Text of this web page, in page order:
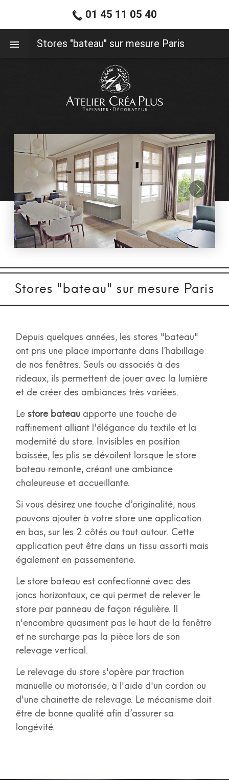
Stores "bateau" sur mesure Paris
Depuis quelques années, les stores "bateau"
ont pris une place importante dans l’habillage
de nos fenêtres. Seuls ou associés à des
rideaux, ils permettent de jouer avec la lumière
et de créer des ambiances très variées.
Le store bateauapporte une touche de
raffinement alliant l'élégance du textile et la
modernité du store. Invisibles en position
baissée, les plis se dévoilent lorsque le store
bateau remonte, créant une ambiance
chaleureuse et accueillante.
Si vous désirez une touche d’originalité, nous
pouvons ajouter à votre store une application
en bas, sur les 2 côtés ou tout autour. Cette
application peut être dans un tissu assorti mais
également en passementerie.
Le store bateau est confectionné avec des
joncs horizontaux, ce qui permet de relever le
store par panneau de façon régulière. Il
n'encombre quasiment pas le haut de la fenêtre
et ne surcharge pas la pièce lors de son
relevage vertical.
Le relevage du store s'opère par traction
manuelle ou motorisée, à l'aide d'un cordon ou
d'une chainette de relevage. Le mécanisme doit
être de bonne qualité afin d’assurer sa
longévité.
01 45 11 05 40
Stores "bateau" sur mesure Paris